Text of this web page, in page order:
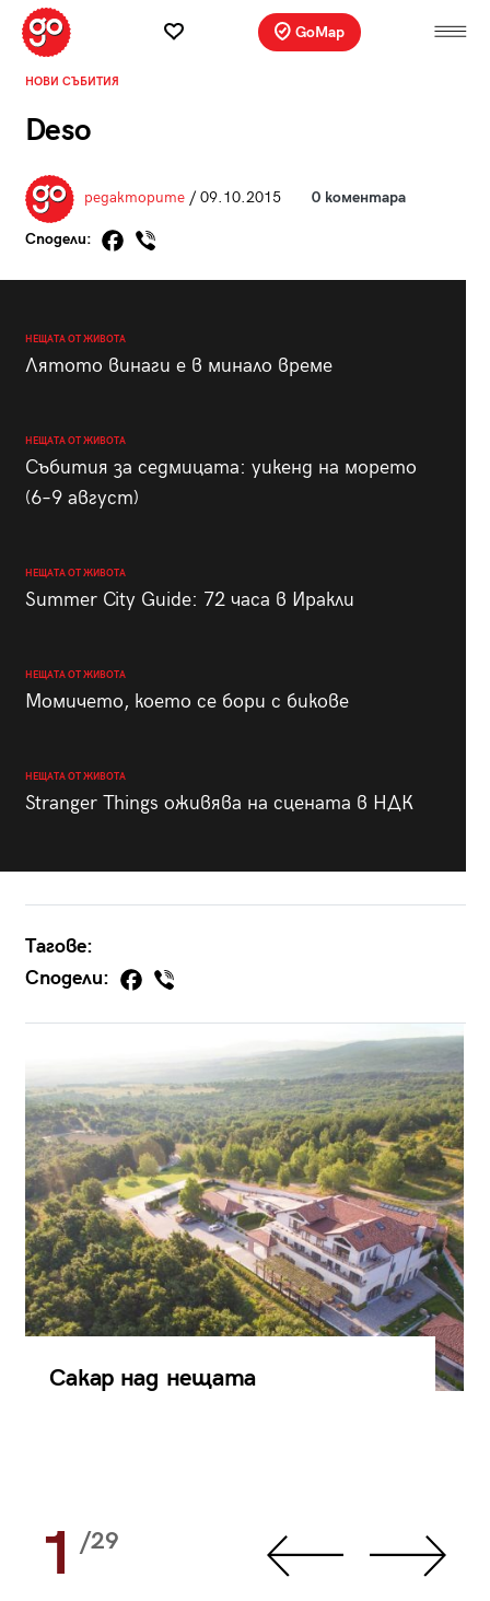
GoMap
НОВИ СЪБИТИЯ
Deso
редакторите/ 09.10.2015 0 коментара
Сподели:
НЕЩАТА ОТ ЖИВОТА
Лятото винаги е в минало време
НЕЩАТА ОТ ЖИВОТА
Събития за седмицата: уикенд на морето
(6–9 август)
НЕЩАТА ОТ ЖИВОТА
Summer City Guide: 72 часа в Иракли
НЕЩАТА ОТ ЖИВОТА
Момичето, което се бори с бикове
НЕЩАТА ОТ ЖИВОТА
Stranger Things оживява на сцената в НДК
Тагове:
Сподели:
Сакар над нещата
1 /29